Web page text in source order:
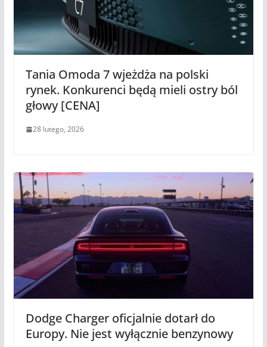
Tania Omoda 7 wjeżdża na polski
rynek. Konkurenci będą mieli ostry ból
głowy [CENA]
28 lutego, 2026
Dodge Charger oficjalnie dotarł do
Europy. Nie jest wyłącznie benzynowy